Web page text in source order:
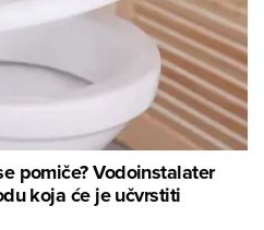
pomiče? Vodoinstalater
koja će je učvrstiti